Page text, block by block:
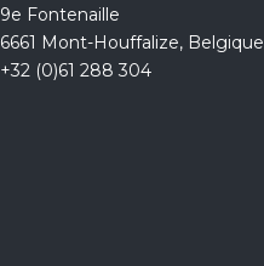
9e Fontenaille
6661 Mont-Houffalize, Belgique
+32 (0)61 288 304